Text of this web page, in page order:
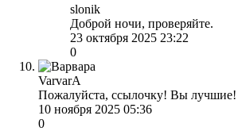
slonik
Доброй ночи, проверяйте.
23 октября 2025 23:22
0
VarvarA
Пожалуйста, ссылочку! Вы лучшие!
10 ноября 2025 05:36
0